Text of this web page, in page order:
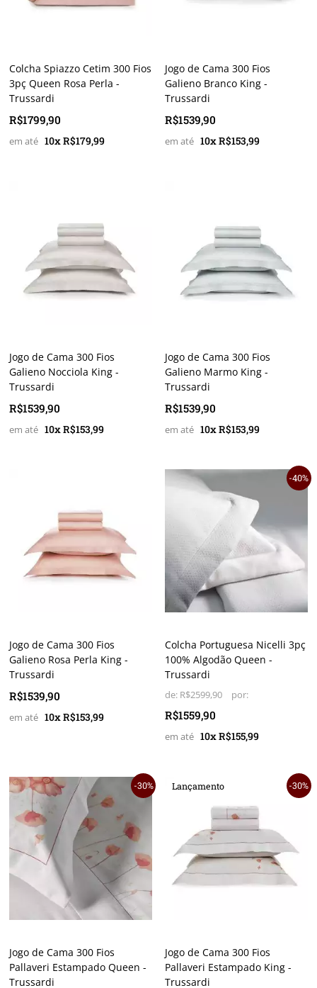
Colcha Spiazzo Cetim 300 Fios
3pç Queen Rosa Perla -
Trussardi
R$1799,90
10x R$179,99
Jogo de Cama 300 Fios
Galieno Branco King -
Trussardi
R$1539,90
10x R$153,99
Jogo de Cama 300 Fios
Galieno Nocciola King -
Trussardi
R$1539,90
10x R$153,99
Jogo de Cama 300 Fios
Galieno Marmo King -
Trussardi
R$1539,90
10x R$153,99
Jogo de Cama 300 Fios
Galieno Rosa Perla King -
Trussardi
R$1539,90
10x R$153,99
Colcha Portuguesa Nicelli 3pç
100% Algodão Queen -
Trussardi
de: R$2599,90
R$1559,90
10x R$155,99
40%
Jogo de Cama 300 Fios
Pallaveri Estampado Queen -
Trussardi
30% Lançamento
Jogo de Cama 300 Fios
Pallaveri Estampado King -
Trussardi
30%